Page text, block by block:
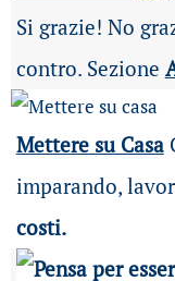
Si grazie! No
contro. Sezione
Mettere su Casa
imparando,
costi.